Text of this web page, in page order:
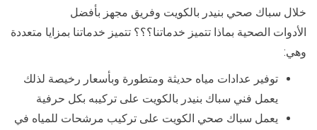
خلال سباك صحي بنيدر بالكويت وفريق مجهز بأفضل
الأدوات الصحية بماذا تتميز خدماتنا؟؟؟ تتميز خدماتنا بمزايا متعددة
وهي:
توفير عدادات مياه حديثة ومتطورة وبأسعار رخيصة لذلك
يعمل فني سباك بنيدر بالكويت على تركيبه بكل حرفية
يعمل سباك صحي الكويت على تركيب مرشحات للمياه في